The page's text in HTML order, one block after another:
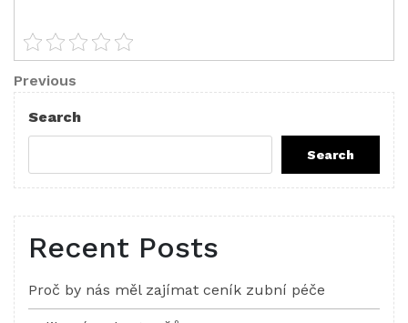
Post
navigation
Previous
Post
Previous
Search
Search
Recent Posts
Proč by nás měl zajímat ceník zubní péče